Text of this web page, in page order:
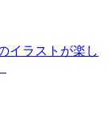
イラストが楽し